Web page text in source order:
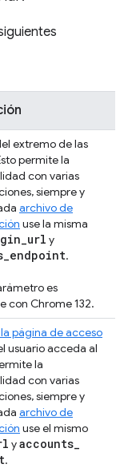
extremo de las
permite la
con varias
siempre y
archivo de
use la misma
_url y
_endpoint.
es
con Chrome 132.
la página de acceso
usuario acceda al
la
con varias
siempre y
archivo de
use el mismo
yaccounts_
.